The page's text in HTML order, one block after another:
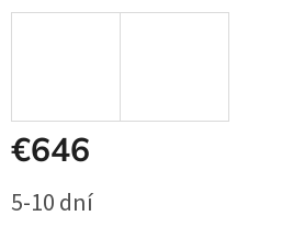
€646
cena:
5-10 dní